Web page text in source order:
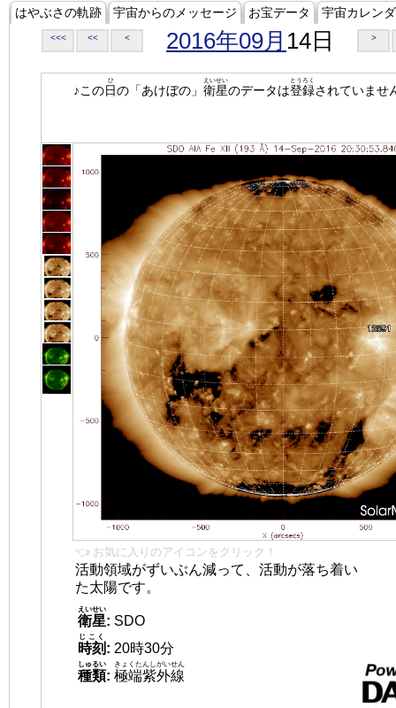
はやぶさの軌跡 宇宙からのメッセージ お宝データ 宇宙カレン
<<< << < 2016年09月 14日 >
♪この日
ひ
の「あけぼの」 衛星
えいせい
のデータは登録
とうろく
されていませ
👈 お気に入りのアイコンをクリック！
活動領域がずいぶん減って、活動が落ち着い
た太陽です。
衛星
えいせい
: SDO
時刻
じこく
: 20時30分
種類
しゅるい
: 極端紫外線
きょくたんしがいせん